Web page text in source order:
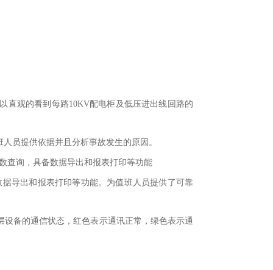
直观的看到每路10KV配电柜及低压进出线回路的
员提供依据并且分析事故发生的原因。
查询，具备数据导出和报表打印等功能
导出和报表打印等功能。为值班人员提供了可靠
备的通信状态，红色表示通讯正常，绿色表示通